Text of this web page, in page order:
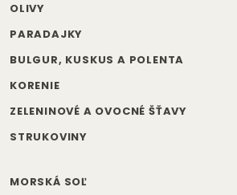
OLIVY
PARADAJKY
BULGUR, KUSKUS A POLENTA
KORENIE
ZELENINOVÉ A OVOCNÉ ŠŤAVY
STRUKOVINY
MORSKÁ SOĽ